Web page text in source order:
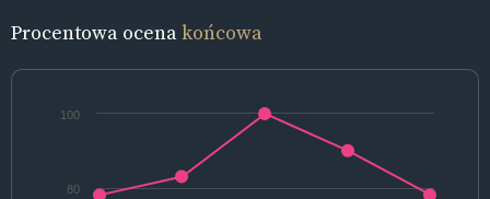
Procentowa ocenakońcowa
80
100